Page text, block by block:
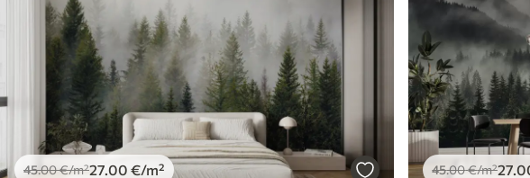
45.00€/m²27.00 €/m² 45.00€/m²27